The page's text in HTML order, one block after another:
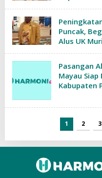
Puncak,
Alus UK
Pasangan
Mayau Siap
Kabupaten
1 2 3